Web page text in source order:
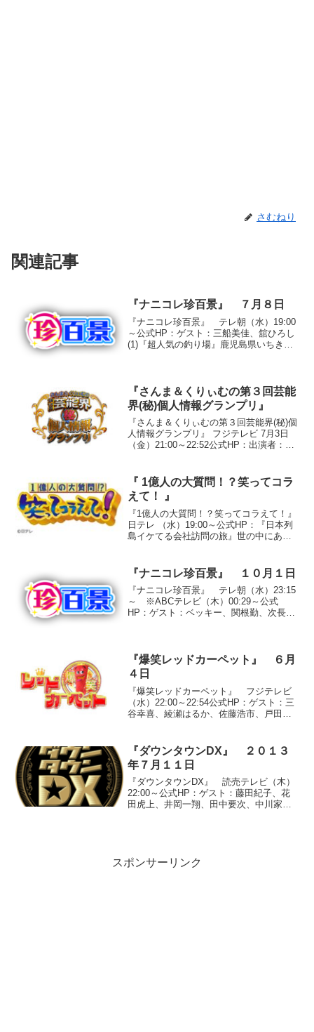
さむねり
関連記事
『ナニコレ珍百景』 ７月８日
『ナニコレ珍百景』 テレ朝（水）19:00
～公式HP：ゲスト：三船美佳、舘ひろし
(1)『超人気の釣り場』鹿児島県いちき串
の野生の...
『さんま＆くりぃむの第３回芸能
界(秘)個人情報グランプリ』
『さんま＆くりぃむの第３回芸能界(秘)個
人情報グランプリ』 フジテレビ 7月3日
（金）21:00～22:52公式HP：出演者：明
収、梅宮アンナ、村上ジョージ、石田純
一、...
『 1億人の大質問！？笑ってコラ
えて！ 』
『1億人の大質問！？笑ってコラえて！』
日テレ （水）19:00～公式HP：『日本列
島イケてる会社訪問の旅』世の中にある
旅。【イケてるエコ用品】●節約名人バス
パお湯の温度...
『ナニコレ珍百景』 １０月１日
『ナニコレ珍百景』 テレ朝（水）23:15
～ ※ABCテレビ（木）00:29～公式
HP：ゲスト：ベッキー、関根勤、次長課
稿者 O....
『爆笑レッドカーペット』 ６月
４日
『爆笑レッドカーペット』 フジテレビ
（水）22:00～22:54公式HP：ゲスト：三
谷幸喜、綾瀬はるか、佐藤浩市、戸田恵
状態で竹刀をかわす拳」(2)髭男爵「舞踏
会...
『ダウンタウンDX』 ２０１３
年７月１１日
『ダウンタウンDX』 読売テレビ（木）
22:00～公式HP：ゲスト：藤田紀子、花
田虎上、井岡一翔、田中要次、中川家、
スポンサーリンク